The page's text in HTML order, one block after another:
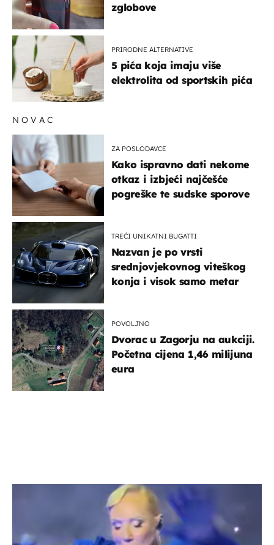
zglobove
PRIRODNE ALTERNATIVE
5 pića koja imaju više
elektrolita od sportskih pića
NOVAC
ZA POSLODAVCE
Kako ispravno dati nekome
otkaz i izbjeći najčešće
pogreške te sudske sporove
TREĆI UNIKATNI BUGATTI
Nazvan je po vrsti
srednjovjekovnog viteškog
konja i visok samo metar
POVOLJNO
Dvorac u Zagorju na aukciji.
Početna cijena 1,46 milijuna
eura